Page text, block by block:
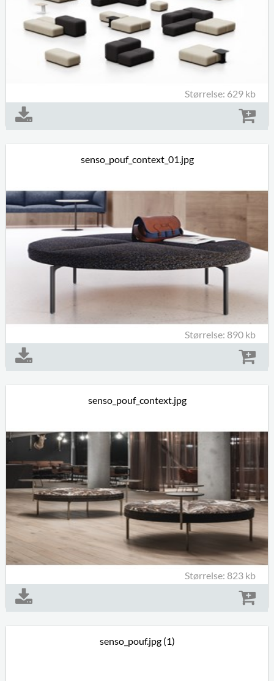
Størrelse: 629 kb
senso_pouf_context_01.jpg
Størrelse: 890 kb
senso_pouf_context.jpg
Størrelse: 823 kb
senso_pouf.jpg (1)